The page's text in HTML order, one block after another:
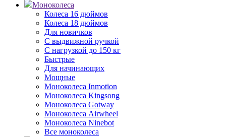
Моноколеса
Колеса 16 дюймов
Колеса 18 дюймов
Для новичков
С выдвижной ручкой
С нагрузкой до 150 кг
Быстрые
Для начинающих
Мощные
Моноколеса Inmotion
Моноколеса Kingsong
Моноколеса Gotway
Моноколеса Airwheel
Моноколеса Ninebot
Все моноколеса